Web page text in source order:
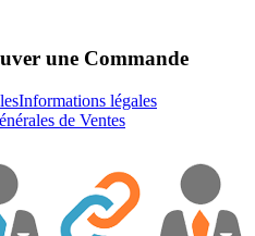
une Commande
Informations légales
de Ventes